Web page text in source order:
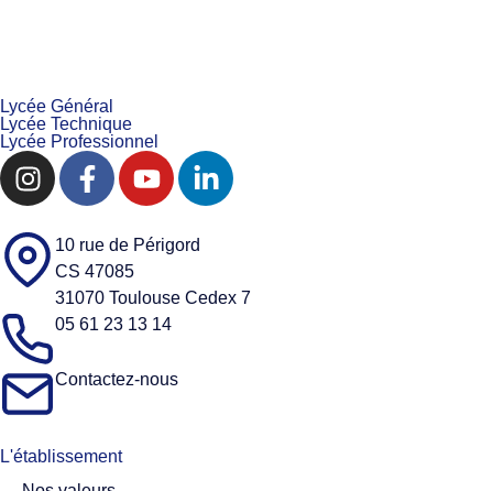
Lycée Général
Lycée Technique
Lycée Professionnel
10 rue de Périgord
CS 47085
31070 Toulouse Cedex 7
05 61 23 13 14
Contactez-nous
L'établissement